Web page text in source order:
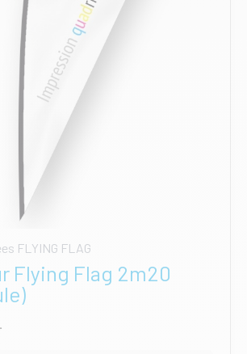
page
du
produit
FLYING FLAG
Flying Flag 2m20